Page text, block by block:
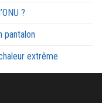
?
pantalon
extrême